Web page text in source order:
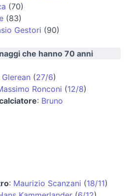
(70)
(83)
Gestori (90)
che hanno 70 anni
(27/6)
Ronconi (12/8)
: Bruno
: Maurizio Scanzani (18/11)